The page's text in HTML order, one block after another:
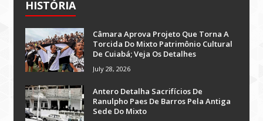
HISTÓRIA
Câmara Aprova Projeto Que Torna A
Torcida Do Mixto Patrimônio Cultural
De Cuiabá; Veja Os Detalhes
July 28, 2026
Antero Detalha Sacrifícios De
Ranulpho Paes De Barros Pela Antiga
Sede Do Mixto